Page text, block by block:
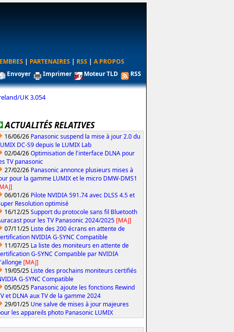
| PARTENAIRES | RSS | A PROPOS
Envoyer Imprimer Moteur TLD RSS
UK 3.054
ACTUALITÉS RELATIVES
16/06/26 Panasonic suspend la mise à jour 2.0 du
DC-S9 depuis le LUMIX Lab
02/04/26Optimisation de l'interface DLNA pour
TV panasonic
27/02/26 Panasonic annonce plusieurs mises à
pour la gamme LUMIX et le micro DMW-DMS1
06/01/26 Pilote NVIDIA 591.74 avec DLSS 4.5 et
Resolution optimisé
16/12/25Support du protocole sans fil Bluetooth
pour les TV Panasonic 2024/2025 [MAJ]
07/11/25 Liste des 200 écrans en attente de
NVIDIA G-SYNC Compatible
11/07/25 La liste des moniteurs en attente de
G-SYNC Compatible par NVIDIA
[MAJ]
19/05/25 Liste des prochains moniteurs certifiés
G-SYNC Compatible
05/05/25 Panasonic ajoute les fonctions Rewind
et DLNA aux TV de la gamme 2024
29/01/25 Une salve de mises à jour majeures
les appareils photo Panasonic LUMIX